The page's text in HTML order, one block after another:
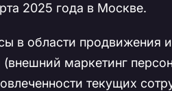
2025 года в Москве.
в области продвижения
маркетинг
текущих